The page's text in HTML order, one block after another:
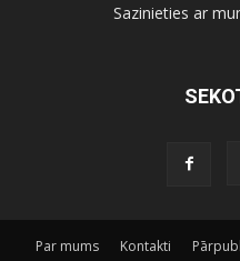
Sazinieties ar
Par mums Kontakti